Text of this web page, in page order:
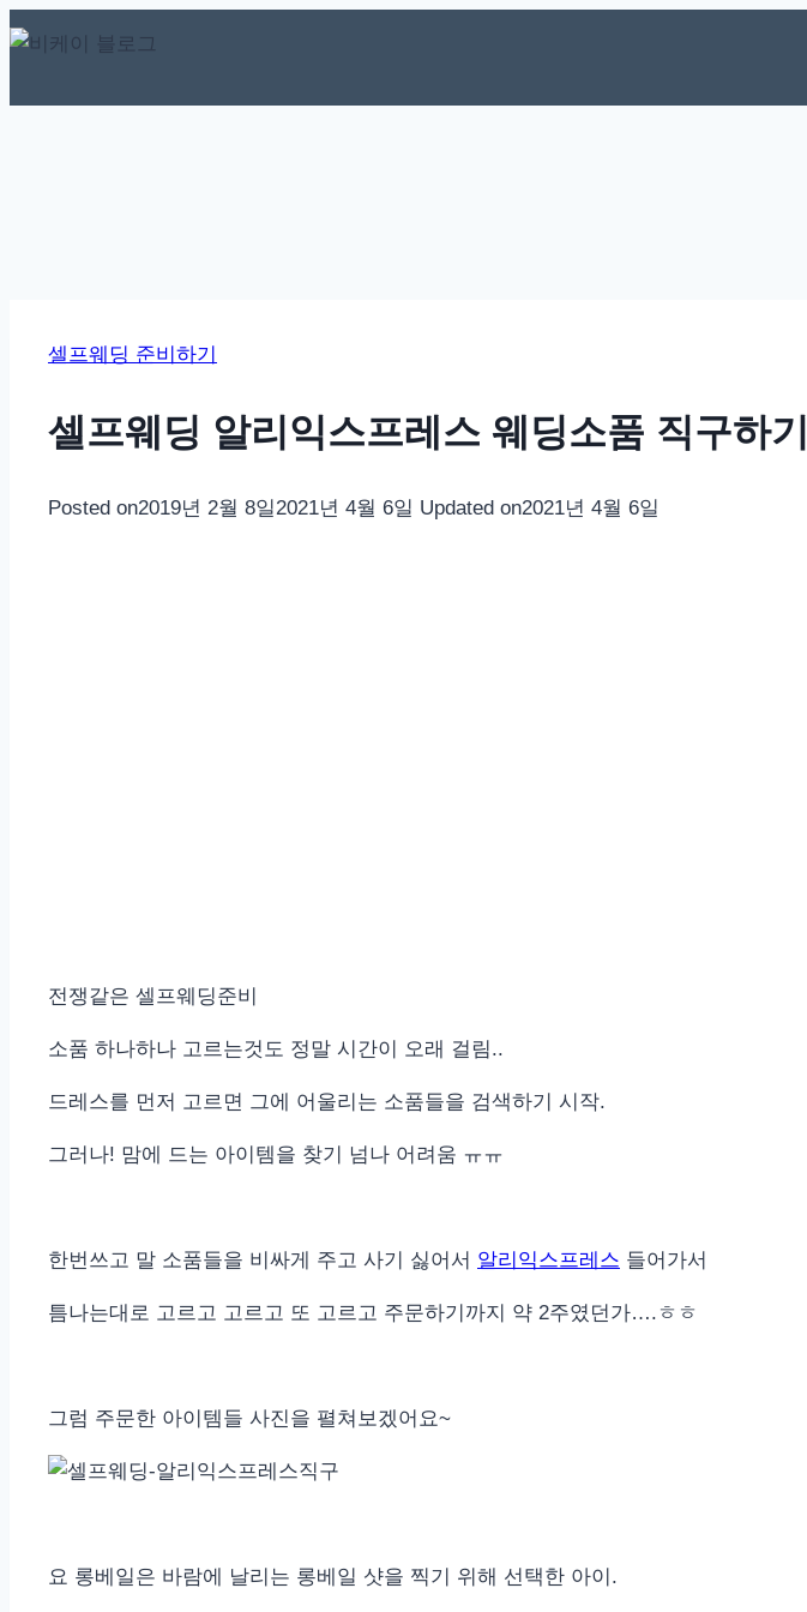
Skip
셀프웨딩 준비하기
셀프웨딩 알리익스프레스 웨딩소품 직구하기
Posted on2019년 2월 8일2021년 4월 6일 Updated on2021년 4월 6일
전쟁같은 셀프웨딩준비
소품 하나하나 고르는것도 정말 시간이 오래 걸림..
드레스를 먼저 고르면 그에 어울리는 소품들을 검색하기 시작.
그러나! 맘에 드는 아이템을 찾기 넘나 어려움 ㅠㅠ
한번쓰고 말 소품들을 비싸게 주고 사기 싫어서 알리익스프레스 들어가서
틈나는대로 고르고 고르고 또 고르고 주문하기까지 약 2주였던가….ㅎㅎ
그럼 주문한 아이템들 사진을 펼쳐보겠어요~
요 롱베일은 바람에 날리는 롱베일 샷을 찍기 위해 선택한 아이.